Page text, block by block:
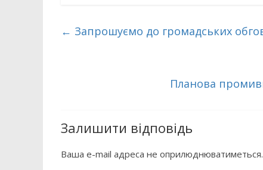
← Запрошуємо до громадських
Планова
Залишити відповідь
Ваша e-mail адреса не оприлюднюватиметься.